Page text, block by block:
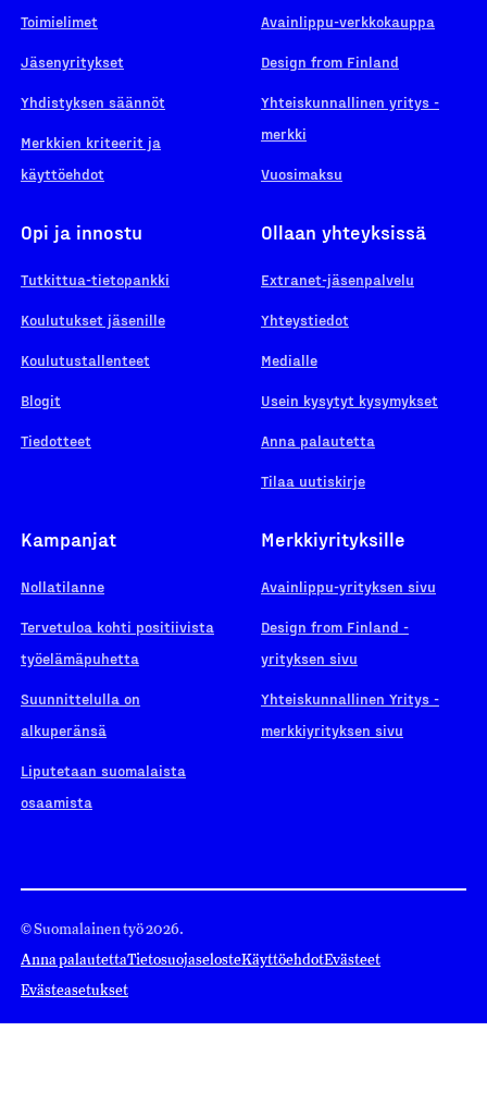
Toimielimet
Jäsenyritykset
Yhdistyksen säännöt
Merkkien kriteerit ja
käyttöehdot
Avainlippu-verkkokauppa
Design from Finland
Yhteiskunnallinen yritys -
merkki
Vuosimaksu
Opi ja innostu
Tutkittua-tietopankki
Koulutukset jäsenille
Koulutustallenteet
Blogit
Tiedotteet
Ollaan yhteyksissä
Extranet-jäsenpalvelu
Yhteystiedot
Medialle
Usein kysytyt kysymykset
Anna palautetta
Tilaa uutiskirje
Kampanjat
Nollatilanne
Tervetuloa kohti positiivista
työelämäpuhetta
Suunnittelulla on
alkuperänsä
Liputetaan suomalaista
osaamista
Merkkiyrityksille
Avainlippu-yrityksen sivu
Design from Finland -
yrityksen sivu
Yhteiskunnallinen Yritys -
merkkiyrityksen sivu
© Suomalainen työ 2026.
Anna palautettaTietosuojaselosteKäyttöehdotEvästeet
Evästeasetukset